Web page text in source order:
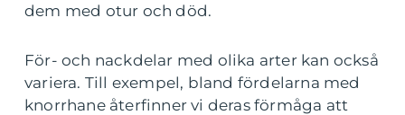
dem med otur och död.
För- och nackdelar med olika arter kan också
variera. Till exempel, bland fördelarna med
knorrhane återfinner vi deras förmåga att